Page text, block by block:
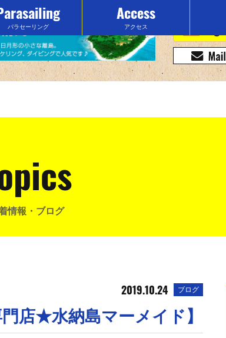
パラセーリング
Access
アクセス
情報・ブログ
2019.10.24 ブログ
店★水納島マーメイド】